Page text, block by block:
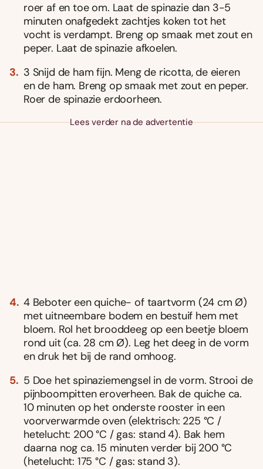
roer af en toe om. Laat de spinazie dan 3-5
minuten onafgedekt zachtjes koken tot het
vocht is verdampt. Breng op smaak met zout en
peper. Laat de spinazie afkoelen.
3 Snijd de ham fijn. Meng de ricotta, de eieren
en de ham. Breng op smaak met zout en peper.
Roer de spinazie erdoorheen.
Lees verder na de advertentie
4 Beboter een quiche- of taartvorm (24 cm Ø)
met uitneembare bodem en bestuif hem met
bloem. Rol het brooddeeg op een beetje bloem
rond uit (ca. 28 cm Ø). Leg het deeg in de vorm
en druk het bij de rand omhoog.
5 Doe het spinaziemengsel in de vorm. Strooi de
pijnboompitten eroverheen. Bak de quiche ca.
10 minuten op het onderste rooster in een
voorverwarmde oven (elektrisch: 225 °C /
hetelucht: 200 °C / gas: stand 4). Bak hem
daarna nog ca. 15 minuten verder bij 200 °C
(hetelucht: 175 °C / gas: stand 3).